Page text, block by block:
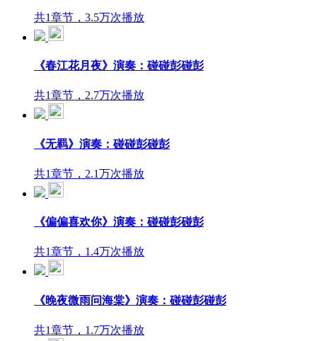
共1章节，3.5万次播放
《春江花月夜》演奏：碰碰彭碰彭
共1章节，2.7万次播放
《无羁》演奏：碰碰彭碰彭
共1章节，2.1万次播放
《偏偏喜欢你》演奏：碰碰彭碰彭
共1章节，1.4万次播放
《晚夜微雨问海棠》演奏：碰碰彭碰彭
共1章节，1.7万次播放